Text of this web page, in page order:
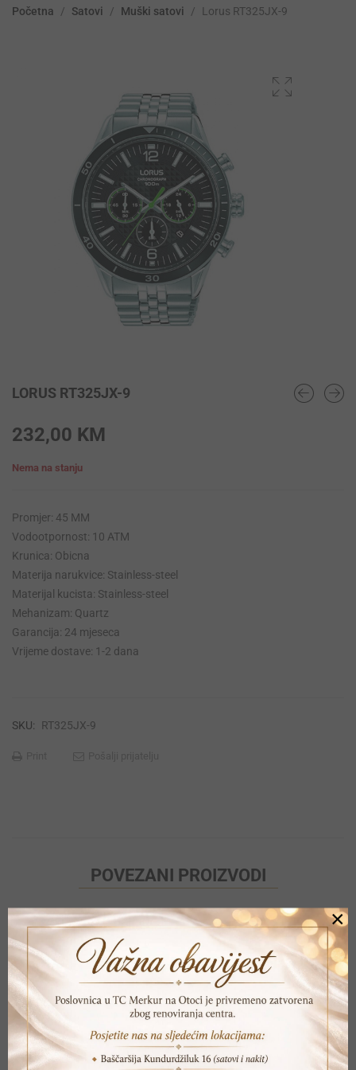
Početna / Satovi / Muški satovi / Lorus RT325JX-9
LORUS RT325JX-9
232,00 KM
Nema na stanju
Promjer: 45 MM
Vodootpornost: 10 ATM
Krunica: Obicna
Materija narukvice: Stainless-steel
Materijal kucista: Stainless-steel
Mehanizam: Quartz
Garancija: 24 mjeseca
Vrijeme dostave: 1-2 dana
SKU: RT325JX-9
POVEZANI PROIZVODI
×